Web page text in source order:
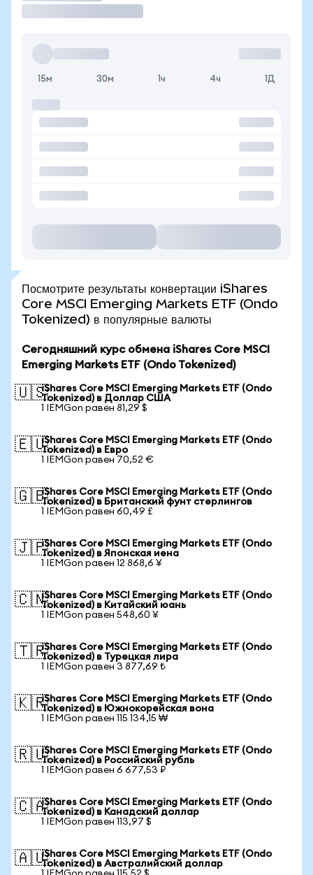
15м 30м 1ч 4ч 1Д
Посмотрите результаты конвертации iShares
Core MSCI Emerging Markets ETF (Ondo
Tokenized) в популярные валюты
Сегодняшний курс обмена iShares Core MSCI
Emerging Markets ETF (Ondo Tokenized)
🇺🇸iShares Core MSCI Emerging Markets ETF (Ondo
Tokenized) в Доллар США
1 IEMGon равен 81,29 $
🇪🇺iShares Core MSCI Emerging Markets ETF (Ondo
Tokenized) в Евро
1 IEMGon равен 70,52 €
🇬🇧iShares Core MSCI Emerging Markets ETF (Ondo
Tokenized) в Британский фунт стерлингов
1 IEMGon равен 60,49 £
🇯🇵iShares Core MSCI Emerging Markets ETF (Ondo
Tokenized) в Японская иена
1 IEMGon равен 12 868,6 ¥
🇨🇳iShares Core MSCI Emerging Markets ETF (Ondo
Tokenized) в Китайский юань
1 IEMGon равен 548,60 ¥
🇹🇷iShares Core MSCI Emerging Markets ETF (Ondo
Tokenized) в Турецкая лира
1 IEMGon равен 3 877,69 ₺
🇰🇷iShares Core MSCI Emerging Markets ETF (Ondo
Tokenized) в Южнокорейская вона
1 IEMGon равен 115 134,15 ₩
🇷🇺iShares Core MSCI Emerging Markets ETF (Ondo
Tokenized) в Российский рубль
1 IEMGon равен 6 677,53 ₽
🇨🇦iShares Core MSCI Emerging Markets ETF (Ondo
Tokenized) в Канадский доллар
1 IEMGon равен 113,97 $
🇦🇺iShares Core MSCI Emerging Markets ETF (Ondo
Tokenized) в Австралийский доллар